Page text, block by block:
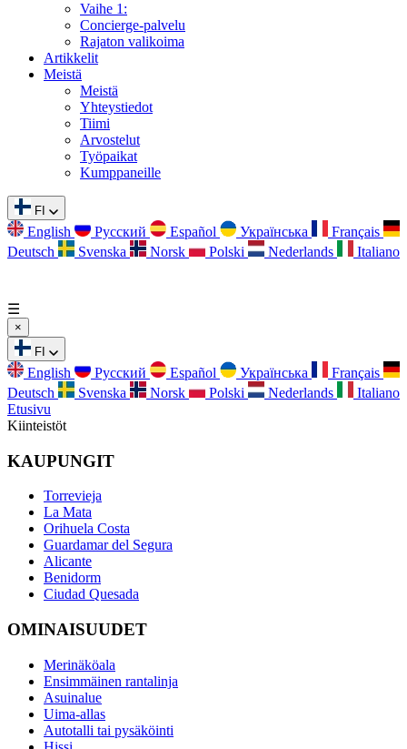
Vaihe 1:
Concierge-palvelu
Rajaton valikoima
Artikkelit
Meistä
Meistä
Yhteystiedot
Tiimi
Arvostelut
Työpaikat
Kumppaneille
FI
English Русский Español Українська
Français
Deutsch
Svenska Norsk Polski Nederlands Italiano
☰
×
FI
English Русский Español Українська
Français
Deutsch
Svenska Norsk Polski Nederlands
Italiano
Etusivu
Kiinteistöt
KAUPUNGIT
Torrevieja
La Mata
Orihuela Costa
Guardamar del Segura
Alicante
Benidorm
Ciudad Quesada
OMINAISUUDET
Merinäköala
Ensimmäinen rantalinja
Asuinalue
Uima-allas
Autotalli tai pysäköinti